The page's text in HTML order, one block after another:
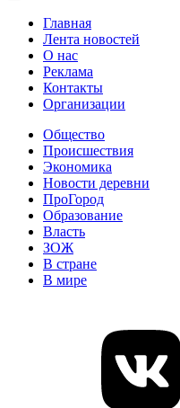
Главная
Лента новостей
О нас
Реклама
Контакты
Организации
Общество
Происшествия
Экономика
Новости деревни
ПроГород
Образование
Власть
ЗОЖ
В стране
В мире